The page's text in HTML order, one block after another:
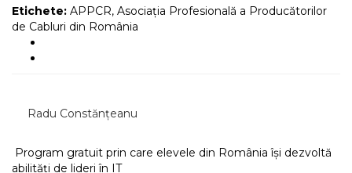
Etichete: APPCR, Asociația Profesională a Producătorilor
de Cabluri din România
Radu Constănțeanu
Program gratuit prin care elevele din România își dezvoltă
abilități de lideri în IT